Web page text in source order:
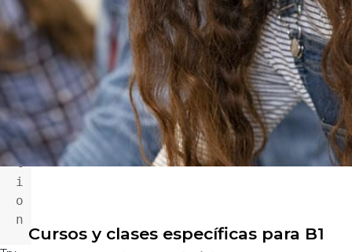
n
o
u
n
c
t
i
o
n
Cursos y clases específicas para B1